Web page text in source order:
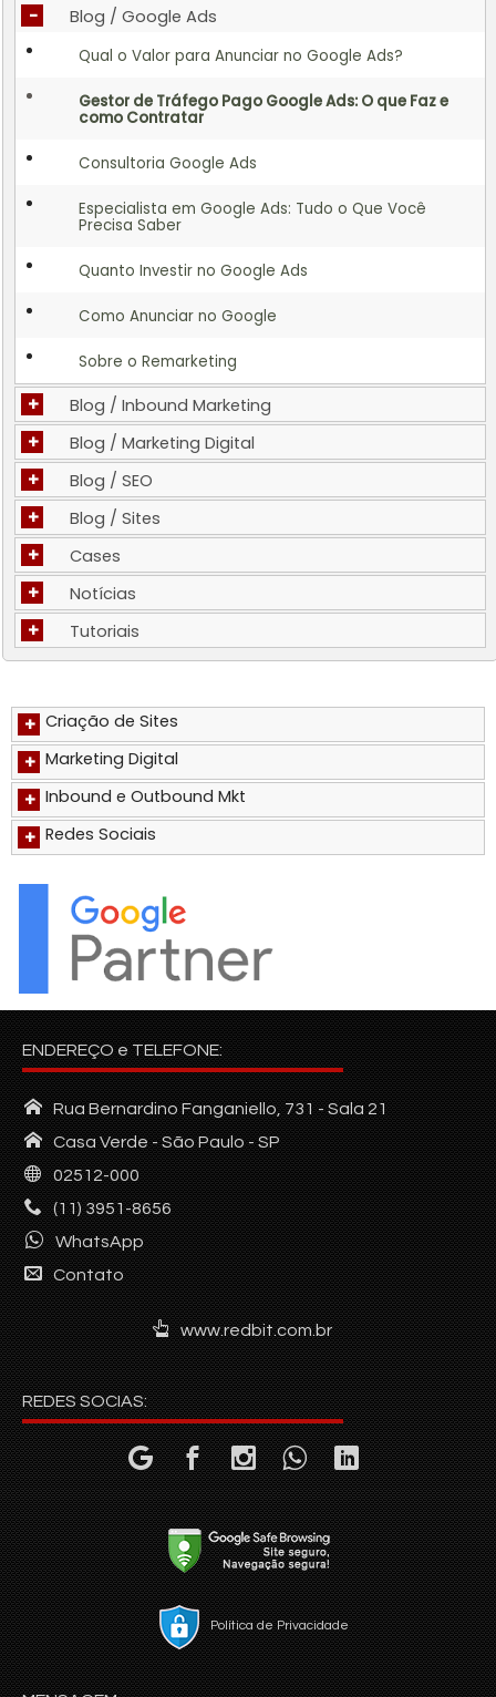
- Blog / Google Ads
Qual o Valor para Anunciar no Google Ads?
Gestor de Tráfego Pago Google Ads: O que Faz e
como Contratar
Consultoria Google Ads
Especialista em Google Ads: Tudo o Que Você
Precisa Saber
Quanto Investir no Google Ads
Como Anunciar no Google
Sobre o Remarketing
+ Blog / Inbound Marketing
+ Blog / Marketing Digital
+ Blog / SEO
+ Blog / Sites
+ Cases
+ Notícias
+ Tutoriais
+ Criação de Sites
+ Marketing Digital
+ Inbound e Outbound Mkt
+ Redes Sociais
ENDEREÇO e TELEFONE:
Rua Bernardino Fanganiello, 731 - Sala 21
Casa Verde - São Paulo - SP
02512-000
(11) 3951-8656
WhatsApp
Contato
www.redbit.com.br
REDES SOCIAS:
Política de Privacidade